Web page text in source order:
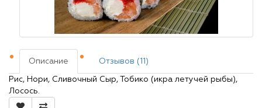
Главная
О доставке
Описание Отзывов (11)
Рис, Нори, Сливочный Сыр, Тобико (икра летучей рыбы),
Лосось.